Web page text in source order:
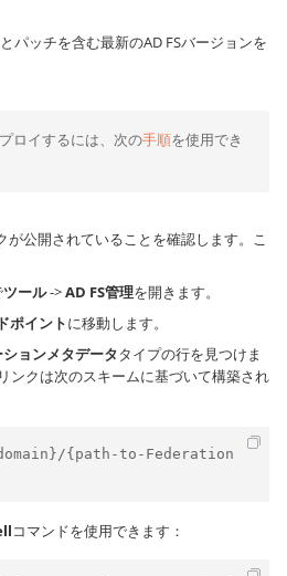
パッチを含む最新のAD FSバージョンを
ロイするには、次の手順を使用でき
が公開されていることを確認します。こ
ツール->AD FS管理を開きます。
ポイントに移動します。
ョンメタデータタイプの行を見つけま
ンクは次のスキームに基づいて構築され
{path-to-Federation
コマンドを使用できます：